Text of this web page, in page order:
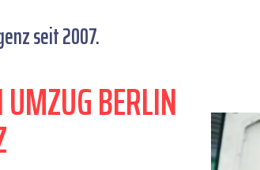
seit 2007.
BERLIN